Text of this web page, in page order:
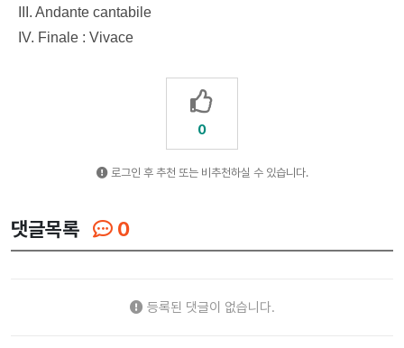
III. Andante cantabile
IV. Finale : Vivace
0
로그인 후 추천 또는 비추천하실 수 있습니다.
댓글목록 0
등록된 댓글이 없습니다.